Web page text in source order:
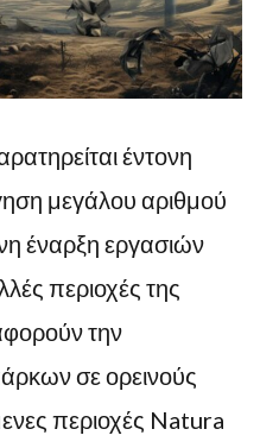
έντονη
μεγάλου αριθμού
έναρξη εργασιών
περιοχές της
την
σε ορεινούς
περιοχές Natura